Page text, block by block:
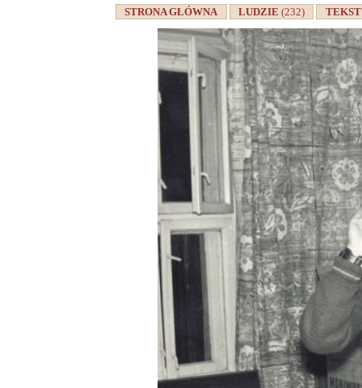
STRONA GŁÓWNA LUDZIE(232)